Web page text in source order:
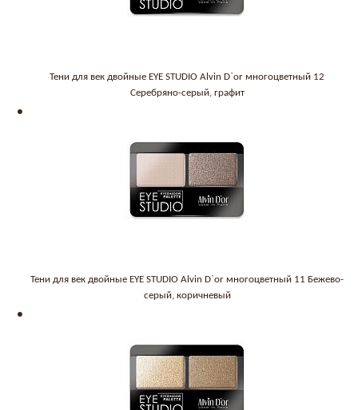
Тени для век двойные EYE STUDIO Alvin D`or многоцветный 12
Серебряно-серый, графит
Тени для век двойные EYE STUDIO Alvin D`or многоцветный 11 Бежево-
серый, коричневый